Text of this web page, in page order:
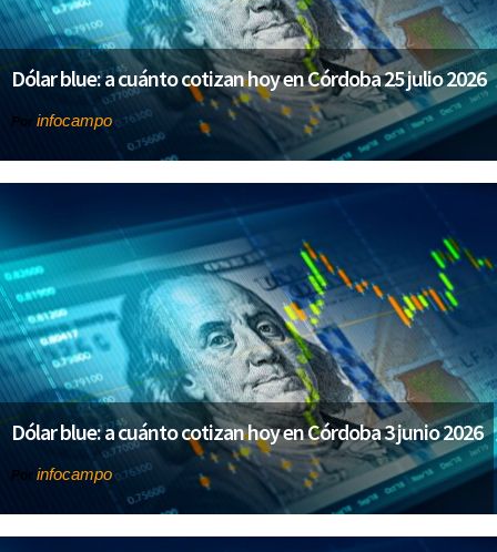
Dólar blue: a cuánto cotizan hoy en Córdoba 25 julio 2026
Por infocampo
Dólar blue: a cuánto cotizan hoy en Córdoba 3 junio 2026
Por infocampo